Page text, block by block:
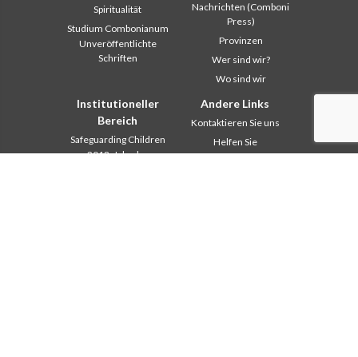
Spiritualität
Studium Combonianum
Unveröffentlichte
Schriften
Nachrichten (Comboni
Press)
Provinzen
Wer sind wir?
Wo sind wir
Institutioneller
Bereich
Safeguarding Children
2018: Jahr der
Andere Links
Kontaktieren Sie uns
Helfen Sie